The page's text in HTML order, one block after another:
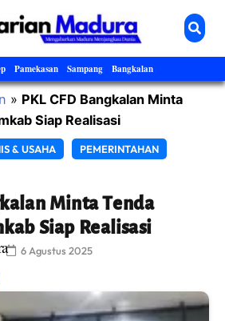
Pamekasan Sampang Bangkalan
» PKL CFD Bangkalan Minta
Siap Realisasi
& USAHA PEMERINTAHAN
Minta Tenda
Siap Realisasi
6 Agustus 2025